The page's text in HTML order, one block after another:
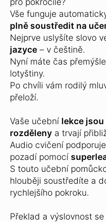
Vše funguje
plně soustředit na
Nejprve uslyšíte slovo
jazyce – v češtině.
Nyní máte čas
lotyštiny.
Po chvíli vám rodilý
přeloží.
Vaše učební lekce
rozděleny a trvají
Audio cvičení
pozadí pomocí
S touto učební
hlouběji soustředíte a
rychlejšího pokroku.
Překlad a výslovnost